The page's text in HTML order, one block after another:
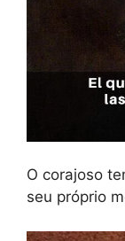
O corajoso
seu próprio